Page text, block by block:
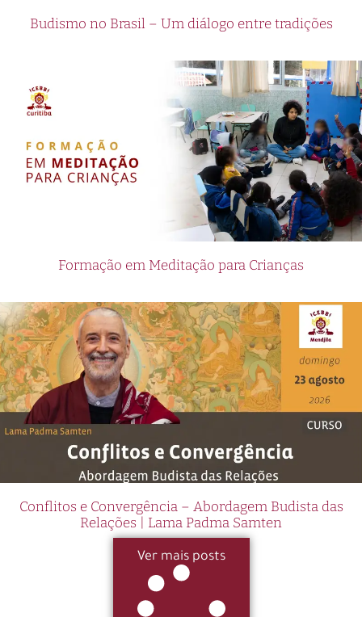
Budismo no Brasil – Um diálogo entre tradições
Formação em Meditação para Crianças
Conflitos e Convergência – Abordagem Budista das
Relações | Lama Padma Samten
Ver mais posts